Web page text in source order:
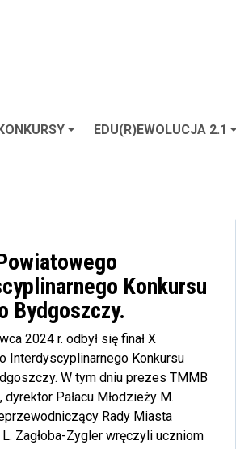
EDU(R)EWOLUCJA 2.1
Konkursu
Bydgoszczy.
2024 r. odbył się finał X
Interdyscyplinarnego Konkursu
W tym dniu prezes TMMB
Pałacu Młodzieży M.
Rady Miasta
Zagłoba-Zygler wręczyli uczniom